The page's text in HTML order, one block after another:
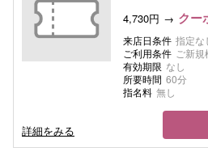
4,730円 クー
来店日条件 指定な
ご利用条件 ご新
有効期限 なし
所要時間 60分
指名料 無し
詳細をみる